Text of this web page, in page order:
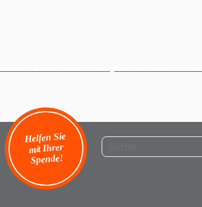
Beitragsnavigation
Helfen Sie
mit Ihrer
Spende!